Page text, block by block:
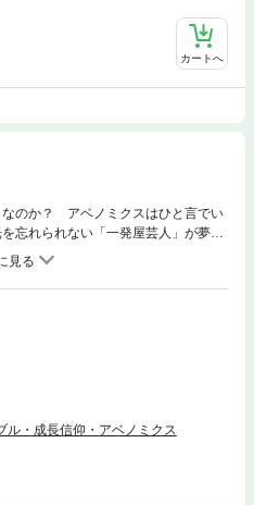
カートへ
なのか？ アベノミクスはひと言でい
忘れられない「一発屋芸人」が夢再
る。引き返せない異次元緩和、不穏
るものは。
・成長信仰・アベノミクス